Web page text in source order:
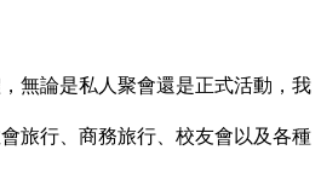
無論是私人聚會還是正式活動，我
旅行、商務旅行、校友會以及各種